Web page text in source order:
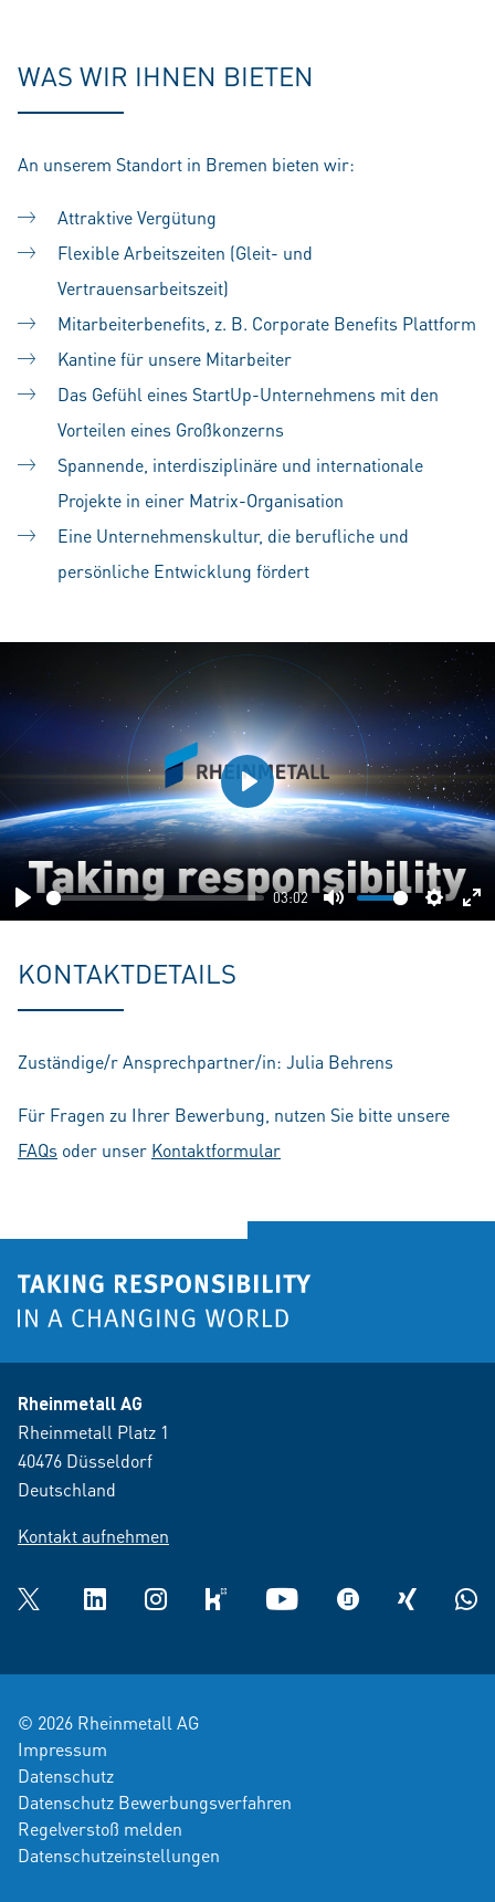
WAS WIR IHNEN BIETEN
An unserem Standort in Bremen bieten wir:
Attraktive Vergütung
Flexible Arbeitszeiten (Gleit- und
Vertrauensarbeitszeit)
Mitarbeiterbenefits, z. B. Corporate Benefits Plattform
Kantine für unsere Mitarbeiter
Das Gefühl eines StartUp-Unternehmens mit den
Vorteilen eines Großkonzerns
Spannende, interdisziplinäre und internationale
Projekte in einer Matrix-Organisation
Eine Unternehmenskultur, die berufliche und
persönliche Entwicklung fördert
Play
03:02
Mute
Play
KONTAKTDETAILS
Zuständige/r Ansprechpartner/in: Julia Behrens
Für Fragen zu Ihrer Bewerbung, nutzen Sie bitte unsere
FAQs oder unser Kontaktformular
Rheinmetall AG
Rheinmetall Platz 1
40476 Düsseldorf
Deutschland
Kontakt aufnehmen
Twitter LinkedInInstagramkununu YouTube glassdoorXING
© 2026 Rheinmetall AG
Impressum
Datenschutz
Datenschutz Bewerbungsverfahren
Regelverstoß melden
Datenschutzeinstellungen